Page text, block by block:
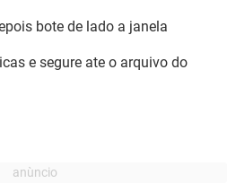
bote de lado a janela
e segure ate o arquivo do